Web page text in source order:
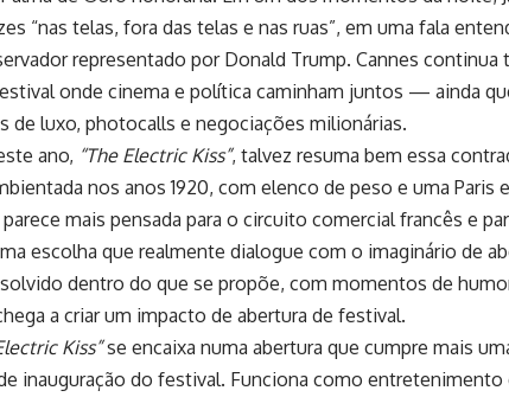
“nas telas, fora das telas e nas ruas”, em uma fala
representado por Donald Trump. Cannes
onde cinema e política caminham juntos — ainda
de luxo, photocalls e negociações milionárias.
ano, “The Electric Kiss”, talvez resuma bem essa
nos anos 1920, com elenco de peso e uma Paris
mais pensada para o circuito comercial francês e
escolha que realmente dialogue com o imaginário de
dentro do que se propõe, com momentos de
a criar um impacto de abertura de festival.
Kiss”se encaixa numa abertura que cumpre mais
inauguração do festival. Funciona como entretenimento